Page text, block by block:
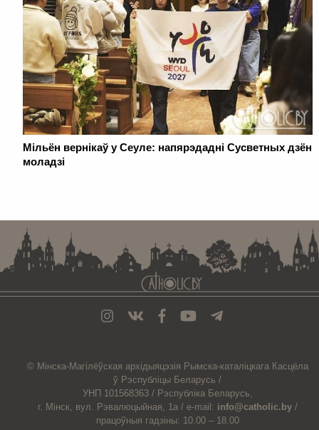
Мільён вернікаў у Сеуле: напярэдадні Сусветных дзён
моладзі
© Мiнска-Магiлёўская архiдыяцэзiя Рымска-каталіцкага Касцёла
ў Рэспубліцы Беларусь /
УНП 101568363 / Рэспубліка Беларусь,
г. Мінск, вул. Рэвалюцыйная, 1а / e-mail: info@catholic.by /
працоўныя гадзіны: 10.00 – 18.00